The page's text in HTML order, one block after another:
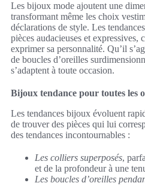
Les bijoux mode ajoutent une
transformant même les choix
déclarations de style. Les
pièces audacieuses et expressives,
exprimer sa personnalité. Qu’il
de boucles d’oreilles
s’adaptent à toute occasion.
Bijoux tendance pour toutes les
Les tendances bijoux évoluent
de trouver des pièces qui lui
des tendances incontournables :
Les colliers superposés,
et de la profondeur à une
Les boucles d’oreilles